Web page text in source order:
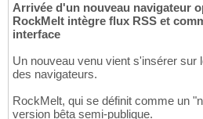
Arrivée d'un nouveau navigateur
RockMelt intègre flux RSS et
interface
Un nouveau venu vient s'insérer sur
des navigateurs.
RockMelt, qui se définit comme un
version bêta semi-publique.